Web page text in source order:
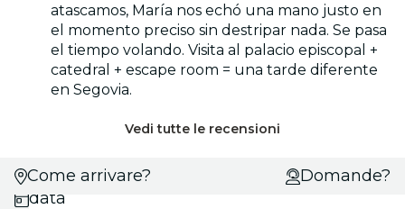
atascamos, María nos echó una mano justo en
el momento preciso sin destripar nada. Se pasa
el tiempo volando. Visita al palacio episcopal +
catedral + escape room = una tarde diferente
en Segovia.
Vedi tutte le recensioni
Scegli
data
Come arrivare? Domande?